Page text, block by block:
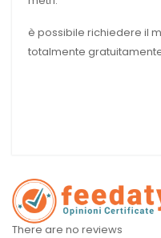
è possibile richiedere il
totalmente
There are no reviews